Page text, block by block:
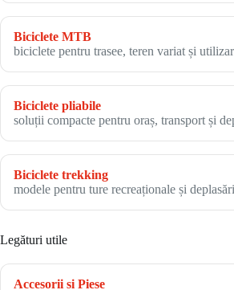
Biciclete MTB
biciclete pentru trasee, teren variat și
Biciclete pliabile
soluții compacte pentru oraș, transport și
Biciclete trekking
modele pentru ture recreaționale și
Legături utile
Accesorii si Piese